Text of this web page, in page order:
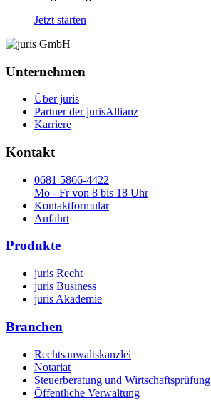
Jetzt starten
Unternehmen
Über juris
Partner der jurisAllianz
Karriere
Kontakt
0681 5866-4422
Mo - Fr von 8 bis 18 Uhr
Kontaktformular
Anfahrt
Produkte
juris Recht
juris Business
juris Akademie
Branchen
Rechtsanwaltskanzlei
Notariat
Steuerberatung und Wirtschaftsprüfung
Öffentliche Verwaltung